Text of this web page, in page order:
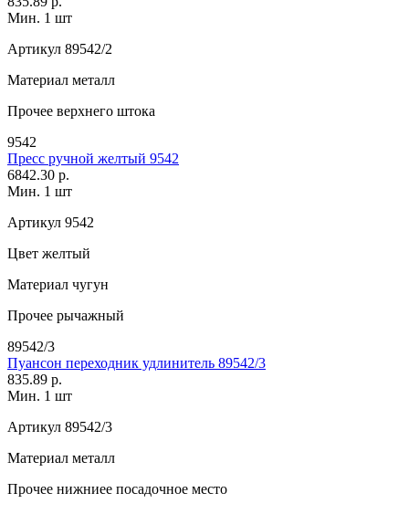
Мин. 1 шт
Артикул 89542/2
Материал металл
Прочее верхнего штока
9542
Пресс ручной желтый 9542
6842.30 р.
Мин. 1 шт
Артикул 9542
Цвет желтый
Материал чугун
Прочее рычажный
89542/3
Пуансон переходник удлинитель 89542/3
835.89 р.
Мин. 1 шт
Артикул 89542/3
Материал металл
Прочее нижниее посадочное место